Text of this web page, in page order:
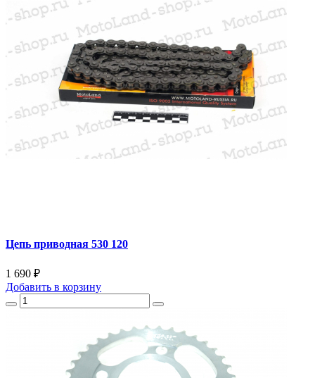
Цепь приводная 530 120
1 690 ₽
Добавить в корзину